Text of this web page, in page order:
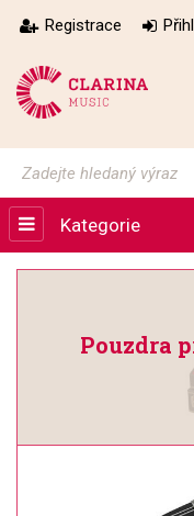
Registrace
Kategorie
Pouzdra